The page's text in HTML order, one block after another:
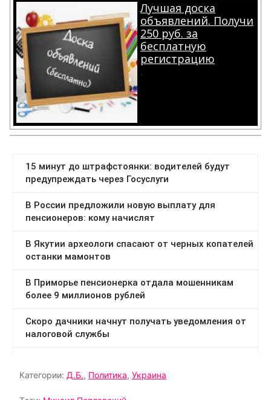
Лучшая доска
объявлений. Получи
250 руб. за
бесплатную
регистрацию
.
Категории: Д.Б., Политика, Украина